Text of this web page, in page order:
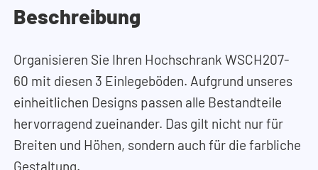
Beschreibung
Organisieren Sie Ihren Hochschrank WSCH207-
60 mit diesen 3 Einlegeböden. Aufgrund unseres
einheitlichen Designs passen alle Bestandteile
hervorragend zueinander. Das gilt nicht nur für
Breiten und Höhen, sondern auch für die farbliche
Gestaltung.